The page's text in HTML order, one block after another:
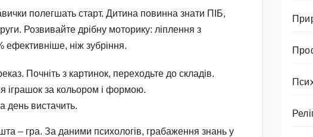
полегшать старт. Дитина повинна знати ПІБ,
Розвивайте дрібну моторику: ліплення з
ефективніше, ніж зубріння.
Почніть з картинок, переходьте до складів.
іграшок за кольором і формою.
день вистачить.
– гра. За даними психологів, грабаження знань у